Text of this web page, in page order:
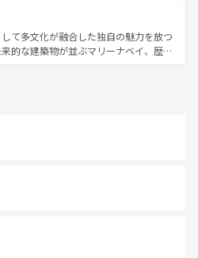
中温暖で、どの季節にも異なる楽しみ
みやすいタイの人々、仏教を中心とし
な観光資源が、訪れる旅人を魅了し続
感動するはず。観光スポットが密集し
どころを回れるのも魅力。息をのむよ
な体験まで、香港を存分に楽しみ尽く
て多文化が融合した独自の魅力を放つ
的な建築物が並ぶマリーナベイ、歴史
元の風情を楽しめる外せないスポット